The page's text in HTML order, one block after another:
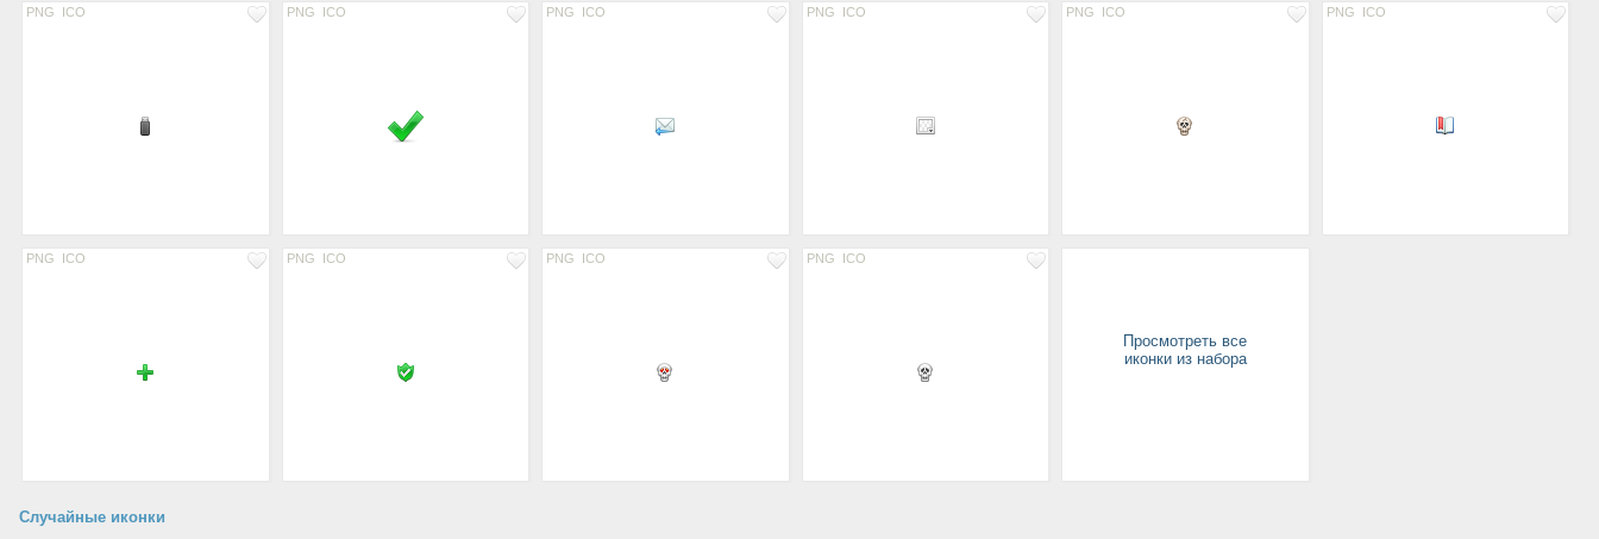
PNG ICO PNG ICO PNG ICO PNG ICO PNG ICO PNG ICO
PNG ICO PNG ICO PNG ICO PNG ICO
Просмотреть все
иконки из набора
Случайные иконки